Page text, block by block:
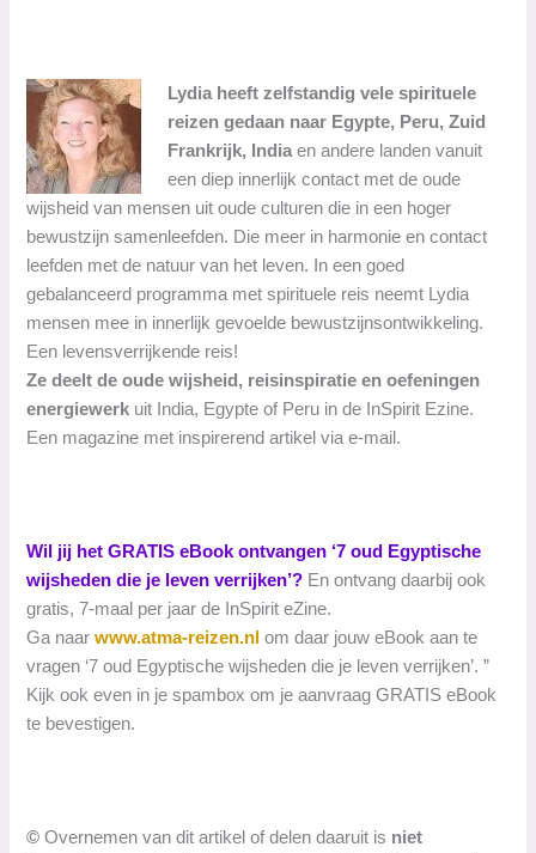
Lydia heeft zelfstandig vele spirituele
reizen gedaan naar Egypte, Peru, Zuid
Frankrijk, Indiaen andere landen vanuit
een diep innerlijk contact met de oude
wijsheid van mensen uit oude culturen die in een hoger
bewustzijn samenleefden. Die meer in harmonie en contact
leefden met de natuur van het leven. In een goed
gebalanceerd programma met spirituele reis neemt Lydia
mensen mee in innerlijk gevoelde bewustzijnsontwikkeling.
Een levensverrijkende reis!
Ze deelt de oude wijsheid, reisinspiratie en oefeningen
energiewerk uit India, Egypte of Peru in de InSpirit Ezine.
Een magazine met inspirerend artikel via e-mail.
Wil jij het GRATIS eBook ontvangen ‘7 oud Egyptische
wijsheden die je leven verrijken’? En ontvang daarbij ook
gratis, 7-maal per jaar de InSpirit eZine.
Ga naarwww.atma-reizen.nl om daar jouw eBook aan te
vragen ‘7 oud Egyptische wijsheden die je leven verrijken’. ”
Kijk ook even in je spambox om je aanvraag GRATIS eBook
te bevestigen.
© Overnemen van dit artikel of delen daaruit is niet